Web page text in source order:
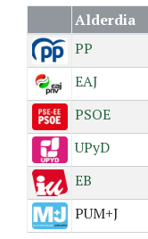
Alderdia
PP
EAJ
PSOE
UPyD
EB
PUM+J